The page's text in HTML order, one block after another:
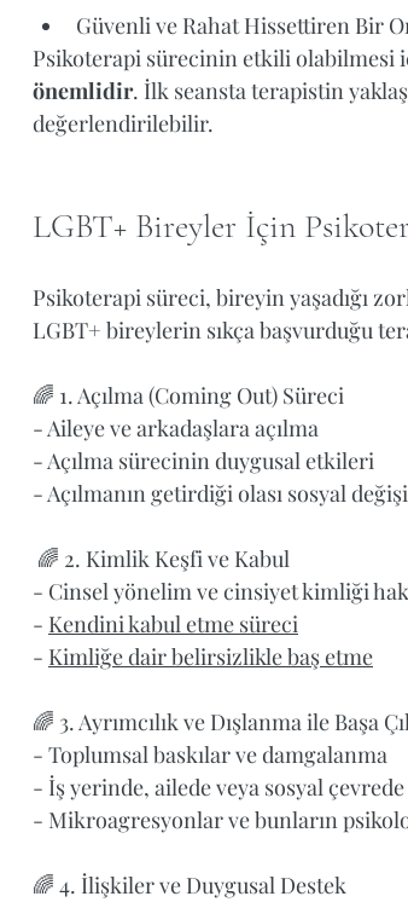
Güvenli ve Rahat Hissettiren Bir
Psikoterapi sürecinin etkili olabilmesi
önemlidir. İlk seansta terapistin
değerlendirilebilir.
LGBT+ Bireyler İçin
Psikoterapi süreci, bireyin yaşadığı
LGBT+ bireylerin sıkça başvurduğu
🌈 1. Açılma (Coming Out) Süreci
- Aileye ve arkadaşlara açılma
- Açılma sürecinin duygusal etkileri
- Açılmanın getirdiği olası sosyal
🌈 2. Kimlik Keşfi ve Kabul
- Cinsel yönelim ve cinsiyet kimliği
- Kendini kabul etme süreci
- Kimliğe dair belirsizlikle baş etme
🌈 3. Ayrımcılık ve Dışlanma ile Başa
- Toplumsal baskılar ve damgalanma
- İş yerinde, ailede veya sosyal
- Mikroagresyonlar ve bunların
🌈 4. İlişkiler ve Duygusal Destek